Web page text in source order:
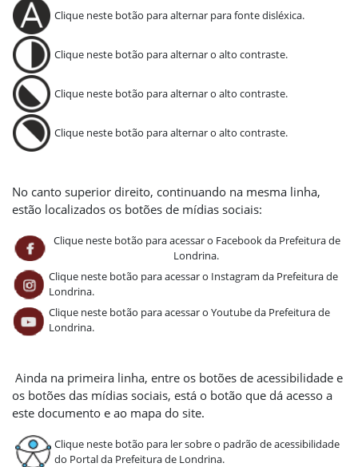
Clique neste botão para alternar para fonte disléxica.
Clique neste botão para alternar o alto contraste.
Clique neste botão para alternar o alto contraste.
Clique neste botão para alternar o alto contraste.
No canto superior direito, continuando na mesma linha,
estão localizados os botões de mídias sociais:
Clique neste botão para acessar o Facebook da Prefeitura de
Londrina.
Clique neste botão para acessar o Instagram da Prefeitura de
Londrina.
Clique neste botão para acessar o Youtube da Prefeitura de
Londrina.
Ainda na primeira linha, entre os botões de acessibilidade e
os botões das mídias sociais, está o botão que dá acesso a
este documento e ao mapa do site.
Clique neste botão para ler sobre o padrão de acessibilidade
do Portal da Prefeitura de Londrina.